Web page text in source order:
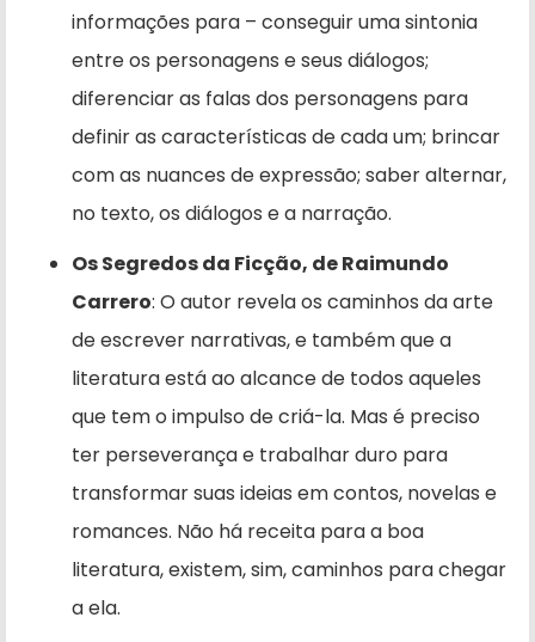
informações para – conseguir uma sintonia
entre os personagens e seus diálogos;
diferenciar as falas dos personagens para
definir as características de cada um; brincar
com as nuances de expressão; saber alternar,
no texto, os diálogos e a narração.
Os Segredos da Ficção, de Raimundo
Carrero: O autor revela os caminhos da arte
de escrever narrativas, e também que a
literatura está ao alcance de todos aqueles
que tem o impulso de criá-la. Mas é preciso
ter perseverança e trabalhar duro para
transformar suas ideias em contos, novelas e
romances. Não há receita para a boa
literatura, existem, sim, caminhos para chegar
a ela.